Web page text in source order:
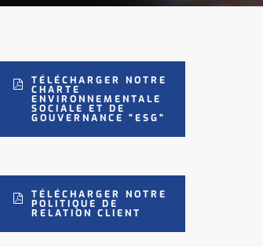
TÉLÉCHARGER NOTRE
CHARTE
ENVIRONNEMENTALE
SOCIALE ET DE
GOUVERNANCE "ESG"
TÉLÉCHARGER NOTRE
POLITIQUE DE
RELATION CLIENT